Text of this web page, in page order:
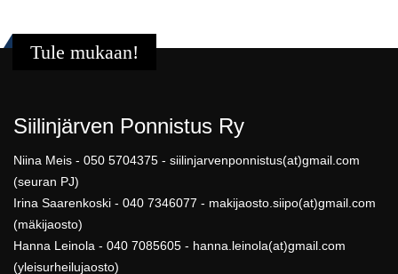
Tule mukaan!
Siilinjärven Ponnistus Ry
Niina Meis - 050 5704375 - siilinjarvenponnistus(at)gmail.com
(seuran PJ)
Irina Saarenkoski - 040 7346077 - makijaosto.siipo(at)gmail.com
(mäkijaosto)
Hanna Leinola - 040 7085605 - hanna.leinola(at)gmail.com
(yleisurheilujaosto)